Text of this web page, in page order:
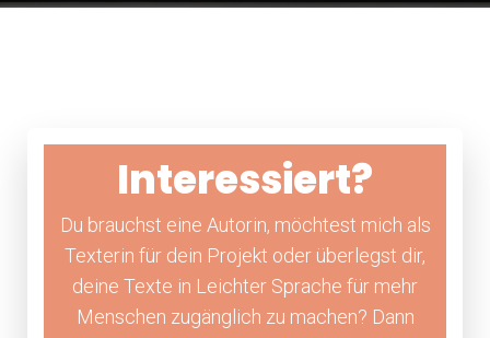
Interessiert?
Du brauchst eine Autorin, möchtest mich als
Texterin für dein Projekt oder überlegst dir,
deine Texte in Leichter Sprache für mehr
Menschen zugänglich zu machen? Dann